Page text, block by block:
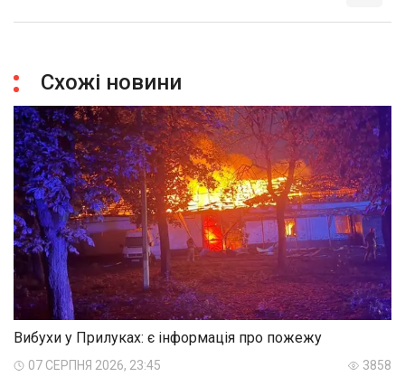
Схожі новини
Вибухи у Прилуках: є інформація про пожежу
07 СЕРПНЯ 2026, 23:45 3858